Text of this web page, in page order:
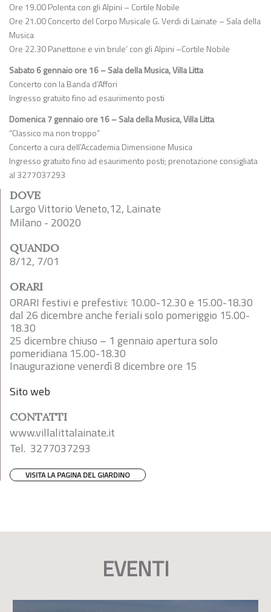
Ore 19.00 Polenta con gli Alpini – Cortile Nobile
Ore 21.00 Concerto del Corpo Musicale G. Verdi di Lainate – Sala della
Musica
Ore 22.30 Panettone e vin brule’ con gli Alpini –Cortile Nobile
Sabato 6 gennaio ore 16 – Sala della Musica, Villa Litta
Concerto con la Banda d’Affori
Ingresso gratuito fino ad esaurimento posti
Domenica 7 gennaio ore 16 – Sala della Musica, Villa Litta
“Classico ma non troppo”
Concerto a cura dell’Accademia Dimensione Musica
Ingresso gratuito fino ad esaurimento posti; prenotazione consigliata
al 3277037293
DOVE
Largo Vittorio Veneto,12, Lainate
Milano - 20020
QUANDO
8/12, 7/01
ORARI
ORARI festivi e prefestivi: 10.00-12.30 e 15.00-18.30
dal 26 dicembre anche feriali solo pomeriggio 15.00-
18.30
25 dicembre chiuso – 1 gennaio apertura solo
pomeridiana 15.00-18.30
Inaugurazione venerdì 8 dicembre ore 15
Sito web
CONTATTI
www.villalittalainate.it
Tel. 3277037293
VISITA LA PAGINA DEL GIARDINO
EVENTI